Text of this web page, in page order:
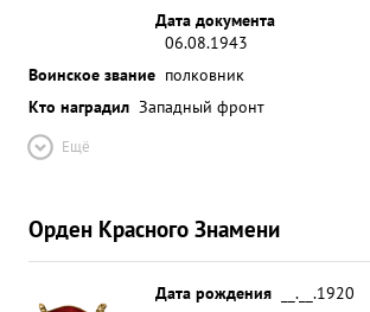
Дата документа
06.08.1943
Воинское звание полковник
Кто наградил Западный фронт
Ещё
Орден Красного Знамени
Дата рождения
__.__.1920